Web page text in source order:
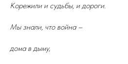
Корежили и судьбы, и дороги.
Мы знали, что война –
дома в дыму,